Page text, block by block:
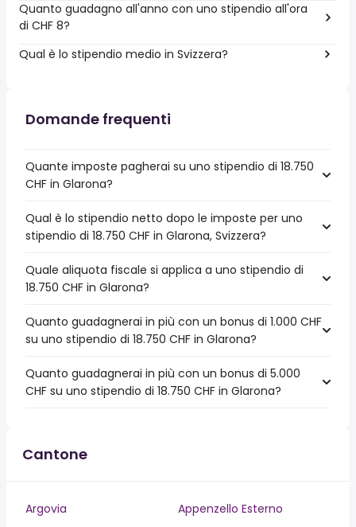
Quanto guadagno all'anno con uno stipendio all'ora
di CHF 8?
Qual è lo stipendio medio in Svizzera?
Domande frequenti
Quante imposte pagherai su uno stipendio di 18.750
CHF in Glarona?
Qual è lo stipendio netto dopo le imposte per uno
stipendio di 18.750 CHF in Glarona, Svizzera?
Quale aliquota fiscale si applica a uno stipendio di
18.750 CHF in Glarona?
Quanto guadagnerai in più con un bonus di 1.000 CHF
su uno stipendio di 18.750 CHF in Glarona?
Quanto guadagnerai in più con un bonus di 5.000
CHF su uno stipendio di 18.750 CHF in Glarona?
Cantone
Argovia
Appenzello Esterno